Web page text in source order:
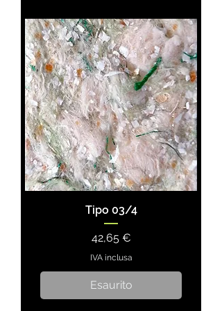
Tipo 03/4
Prezzo
42,65 €
IVA inclusa
Esaurito